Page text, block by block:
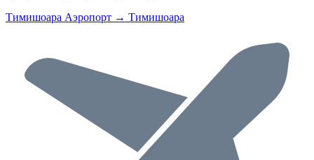
Тимишоара Аэропорт → Тимишоара